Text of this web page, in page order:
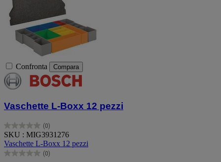
Confronta Compara
Vaschette L-Boxx 12 pezzi
(0)
0.0
su
5
stelle.
SKU : MIG3931276
Vaschette L-Boxx 12 pezzi
(0)
0.0